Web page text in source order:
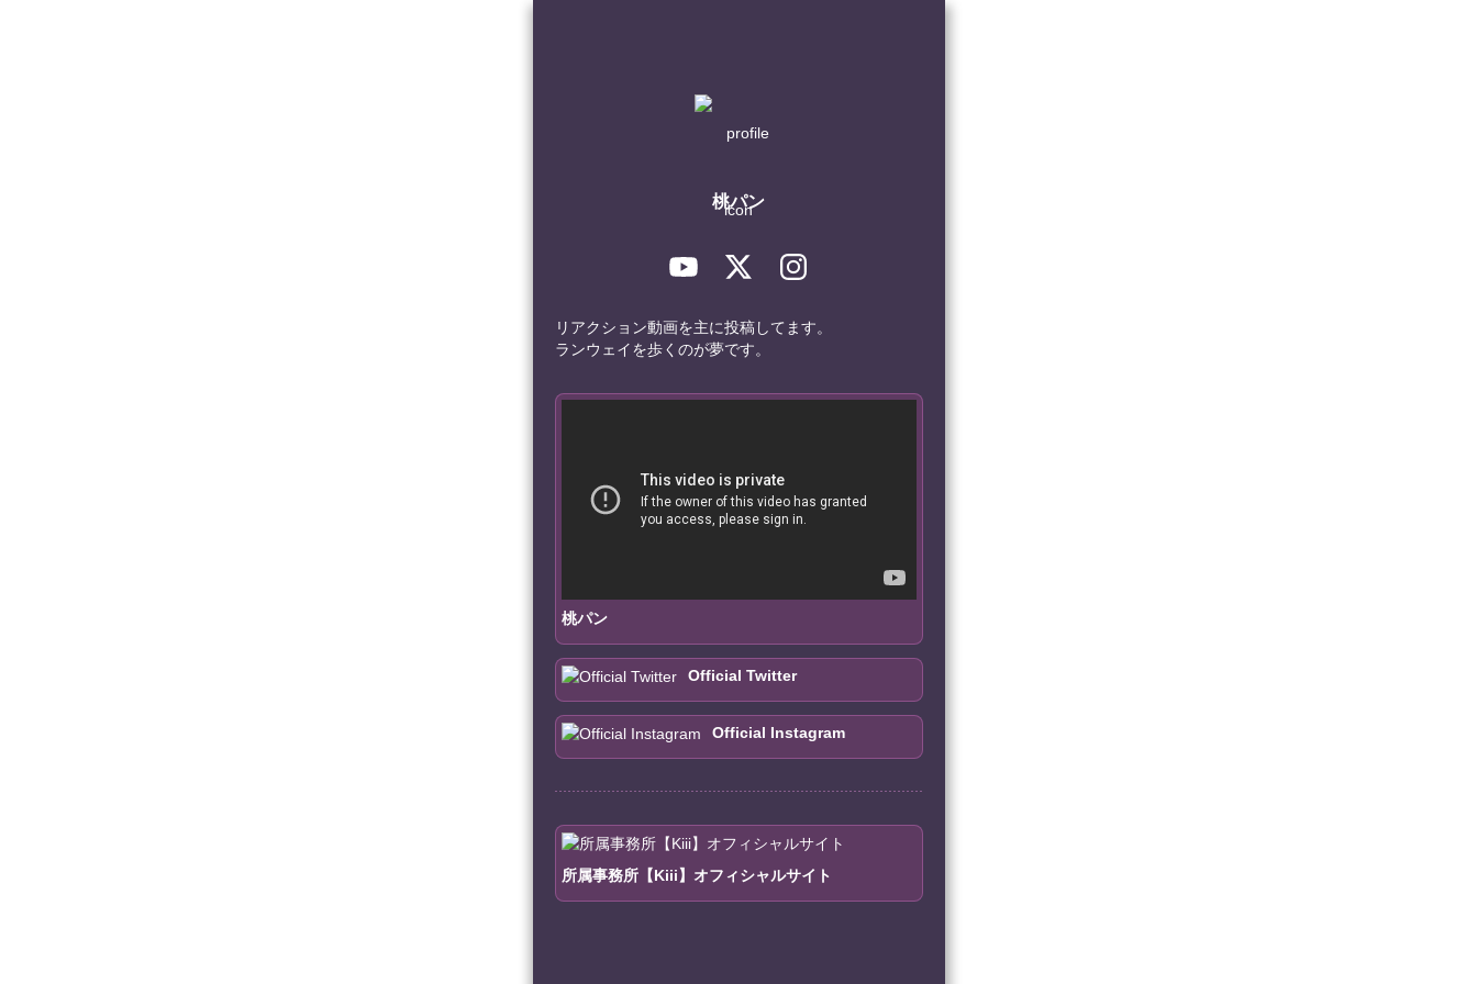
桃パン
リアクション動画を主に投稿してます。
ランウェイを歩くのが夢です。
桃パン
Official Twitter
Official Instagram
所属事務所【Kiii】オフィシャルサイト